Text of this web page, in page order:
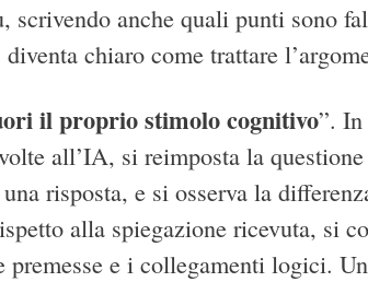
anche quali punti sono
chiaro come trattare
il proprio stimolo cognitivo”. In
all’IA, si reimposta la
risposta, e si osserva la
alla spiegazione ricevuta, si
e i collegamenti logici.